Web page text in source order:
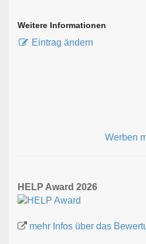
Weitere Informationen
Eintrag ändern
Werben
HELP Award 2026
mehr Infos über das